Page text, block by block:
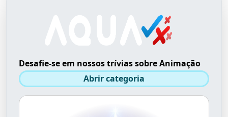
Desafie-se em nossos trívias sobre Animação
Abrir categoria